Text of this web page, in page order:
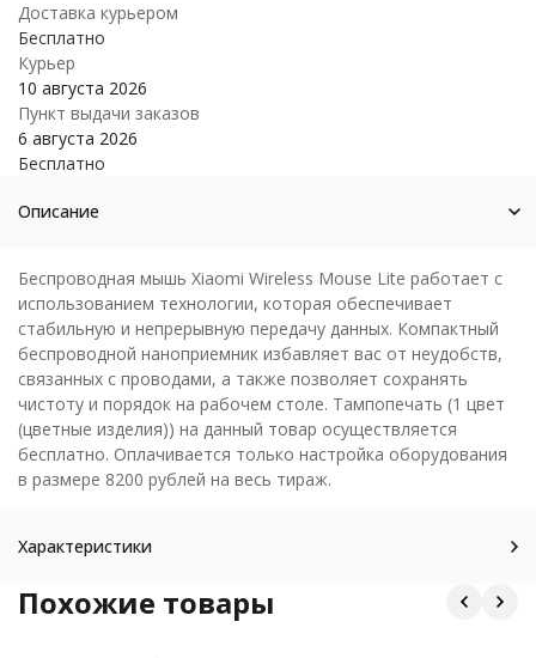
Доставка курьером
Бесплатно
Курьер
10 августа 2026
Пункт выдачи заказов
6 августа 2026
Бесплатно
Описание
Беспроводная мышь Xiaomi Wireless Mouse Lite работает с
использованием технологии, которая обеспечивает
стабильную и непрерывную передачу данных. Компактный
беспроводной наноприемник избавляет вас от неудобств,
связанных с проводами, а также позволяет сохранять
чистоту и порядок на рабочем столе. Тампопечать (1 цвет
(цветные изделия)) на данный товар осуществляется
бесплатно. Оплачивается только настройка оборудования
в размере 8200 рублей на весь тираж.
Характеристики
Похожие товары